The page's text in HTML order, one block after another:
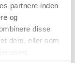
partnere inden
og
disse
dem, eller som
er først bindende,
bekræftet din ordre.